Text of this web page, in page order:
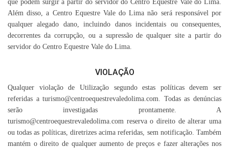
que podem surgir a partir do servidor do Centro Equestre Vale do Lima.
Além disso, a Centro Equestre Vale do Lima não será responsável por
qualquer alegado dano, incluindo danos incidentais ou consequentes,
decorrentes da corrupção, ou a supressão de qualquer site a partir do
servidor do Centro Equestre Vale do Lima.
VIOLAÇÃO
Qualquer violação de Utilização segundo estas políticas devem ser
referidas a turismo@centroequestrevaledolima.com. Todas as denúncias
serão investigadas prontamente. A
turismo@centroequestrevaledolima.com reserva o direito de alterar uma
ou todas as políticas, diretrizes acima referidas, sem notificação. Também
mantém o direito de qualquer aumento de preços e fazer alterações nos